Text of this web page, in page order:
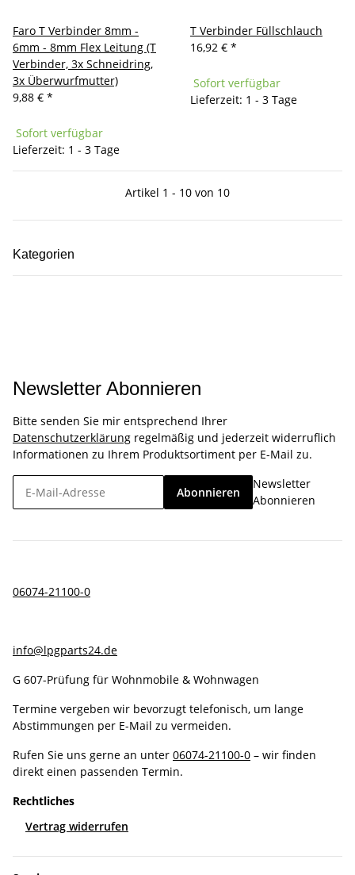
Faro T Verbinder 8mm -
6mm - 8mm Flex Leitung (T
Verbinder, 3x Schneidring,
3x Überwurfmutter)
9,88 € *
Sofort verfügbar
Lieferzeit: 1 - 3 Tage
T Verbinder Füllschlauch
16,92 € *
Sofort verfügbar
Lieferzeit: 1 - 3 Tage
Artikel 1 - 10 von 10
Kategorien
Newsletter Abonnieren
Bitte senden Sie mir entsprechend Ihrer
Datenschutzerklärung regelmäßig und jederzeit widerruflich
Informationen zu Ihrem Produktsortiment per E-Mail zu.
Abonnieren
Newsletter
Abonnieren
06074-21100-0
info@lpgparts24.de
G 607-Prüfung für Wohnmobile & Wohnwagen
Termine vergeben wir bevorzugt telefonisch, um lange
Abstimmungen per E-Mail zu vermeiden.
Rufen Sie uns gerne an unter 06074-21100-0 – wir finden
direkt einen passenden Termin.
Rechtliches
Vertrag widerrufen